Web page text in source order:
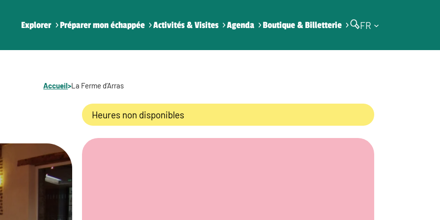
Explorer Préparer mon échappée Activités & Visites Agenda Boutique & Billetterie FR
Accueil>La Ferme d’Arras
Heures non disponibles